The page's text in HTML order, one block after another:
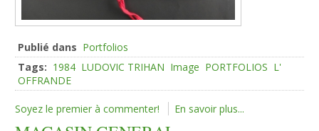
Publié dans Portfolios
Tags: 1984 LUDOVIC TRIHAN Image PORTFOLIOS L'
OFFRANDE
Soyez le premier à commenter! En savoir plus...